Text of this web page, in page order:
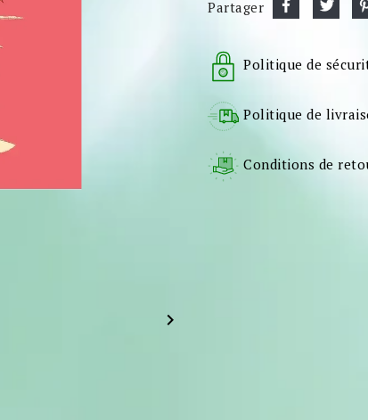

Partager
Politique de
Politique de
Conditions de